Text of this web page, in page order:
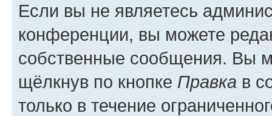
Если вы не являетесь
конференции, вы можете
собственные сообщения. Вы
щёлкнув по кнопке Правка в
только в течение